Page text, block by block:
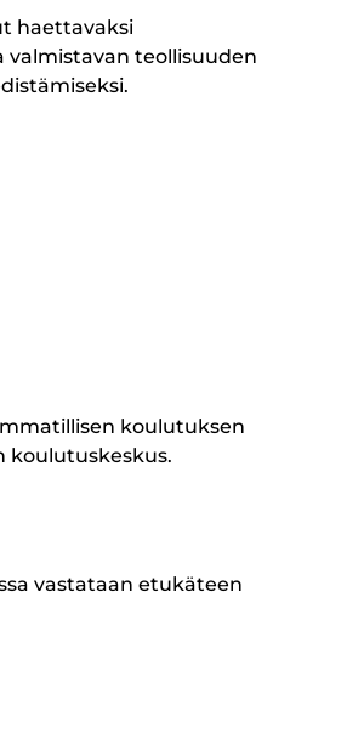
haettavaksi
teollisuuden
koulutuksen
koulutuskeskus.
vastataan etukäteen